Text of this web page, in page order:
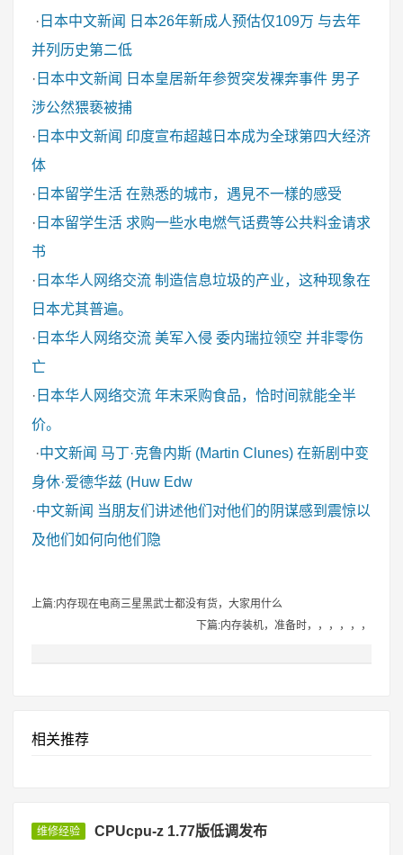
· 日本中文新闻
日本26年新成人预估仅109万 与去年
并列历史第二低
· 日本中文新闻
日本皇居新年参贺突发裸奔事件 男子
涉公然猥亵被捕
· 日本中文新闻 印度宣布超越日本成为全球第四大经济
体
· 日本留学生活 在熟悉的城市，遇見不一樣的感受
· 日本留学生活 求购一些水电燃气话费等公共料金请求
书
· 日本华人网络交流 制造信息垃圾的产业，这种现象在
日本尤其普遍。
· 日本华人网络交流 美军入侵 委内瑞拉领空 并非零伤
亡
· 日本华人网络交流 年末采购食品，恰时间就能全半
价。
·中文新闻 马丁·克鲁内斯 (Martin Clunes) 在新剧中变
身休·爱德华兹 (Huw Edw
·中文新闻 当朋友们讲述他们对他们的阴谋感到震惊以
及他们如何向他们隐
上篇:内存现在电商三星黑武士都没有货，大家用什么
下篇:内存装机，准备时，，，，，，
相关推荐
维修经验 CPUcpu-z 1.77版低调发布